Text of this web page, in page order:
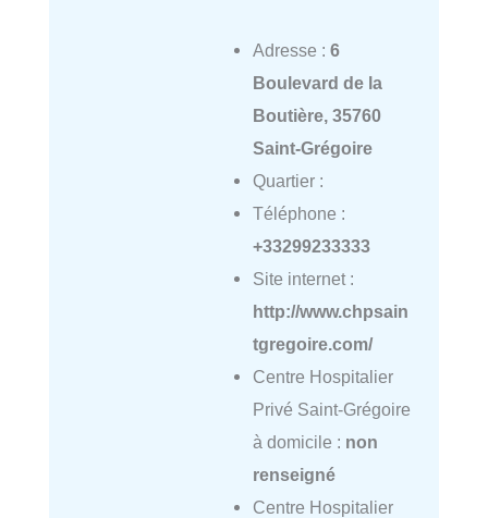
Adresse : 6
Boulevard de la
Boutière, 35760
Saint-Grégoire
Quartier :
Téléphone :
+33299233333
Site internet :
http://www.chpsain
tgregoire.com/
Centre Hospitalier
Privé Saint-Grégoire
à domicile : non
renseigné
Centre Hospitalier